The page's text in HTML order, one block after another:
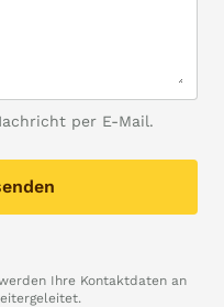
per E-Mail.
Ihre Kontaktdaten an